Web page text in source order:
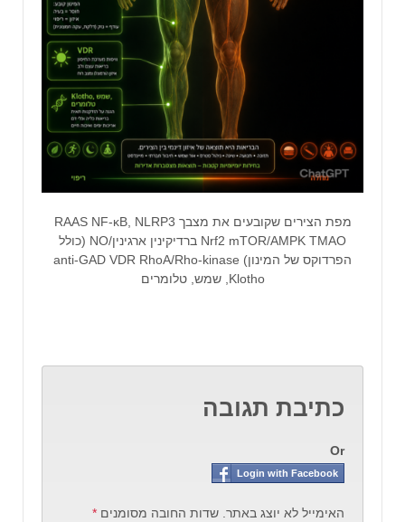
מפת הצירים שקובעים את מצבך RAAS NF‑κB, NLRP3
Nrf2 mTOR/AMPK TMAO ברדיקינין ארגינין/NO (כולל
הפרדוקס של המינון) anti-GAD VDR RhoA/Rho‑kinase
Klotho, שמש, טלומרים
כתיבת תגובה
Or
Login with Facebook
האימייל לא יוצג באתר. שדות החובה מסומנים *